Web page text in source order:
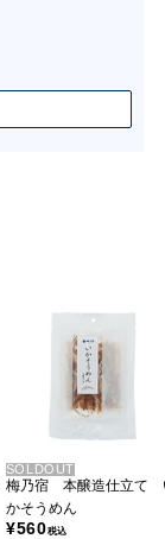
SOLDOUT
梅乃宿 本醸造仕立て
かそうめん
¥560税込